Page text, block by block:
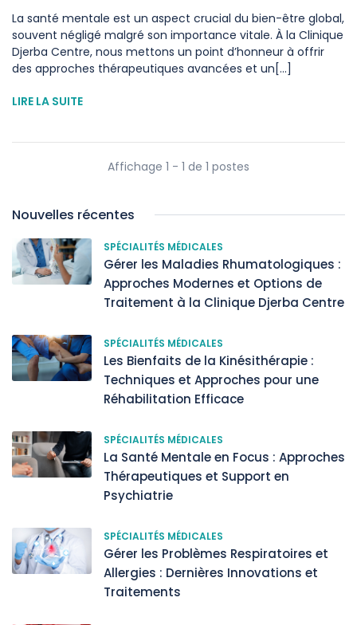
La santé mentale est un aspect crucial du bien-être global,
souvent négligé malgré son importance vitale. À la Clinique
Djerba Centre, nous mettons un point d’honneur à offrir
des approches thérapeutiques avancées et un[...]
LIRE LA SUITE
Affichage 1 - 1 de 1 postes
Nouvelles récentes
SPÉCIALITÉS MÉDICALES
Gérer les Maladies Rhumatologiques :
Approches Modernes et Options de
Traitement à la Clinique Djerba Centre
SPÉCIALITÉS MÉDICALES
Les Bienfaits de la Kinésithérapie :
Techniques et Approches pour une
Réhabilitation Efficace
SPÉCIALITÉS MÉDICALES
La Santé Mentale en Focus : Approches
Thérapeutiques et Support en
Psychiatrie
SPÉCIALITÉS MÉDICALES
Gérer les Problèmes Respiratoires et
Allergies : Dernières Innovations et
Traitements